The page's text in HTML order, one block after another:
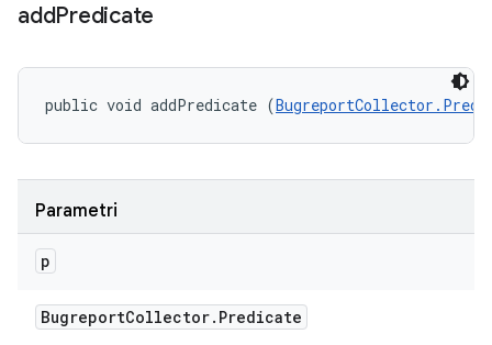
addPredicate
public void addPredicate (
Parametri
p
BugreportCollector. Predicate